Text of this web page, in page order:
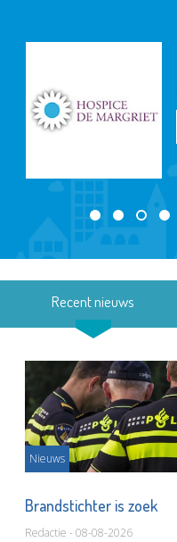
Recent nieuws
Nieuws
Brandstichter is zoek
Redactie - 08-08-2026